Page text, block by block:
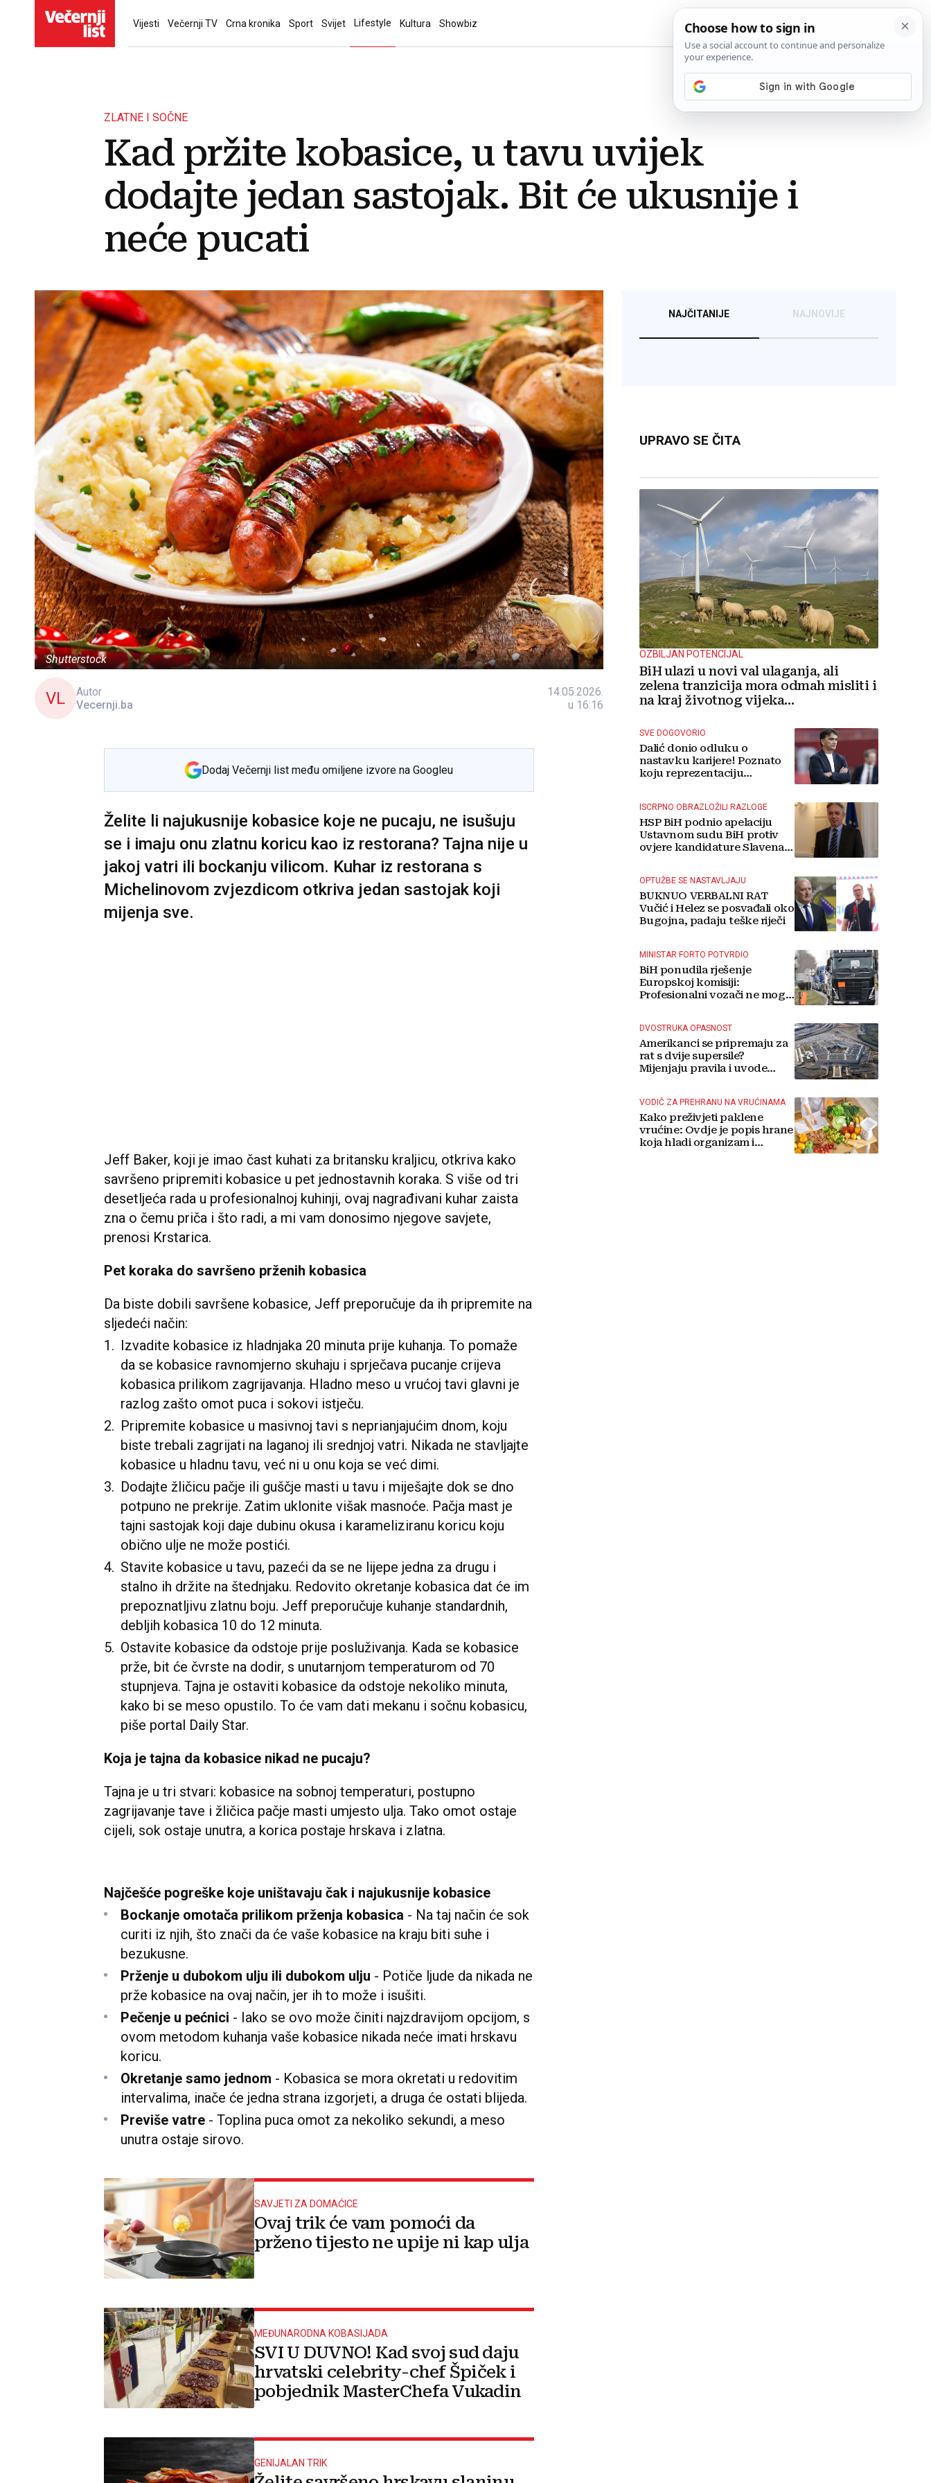
Vijesti Večernji TV Crna kronika Sport Svijet Lifestyle Kultura Showbiz
ZLATNE I SOČNE
Kad pržite kobasice, u tavu uvijek
dodajte jedan sastojak. Bit će ukusnije i
neće pucati
Shutterstock
VL
Autor
Vecernji.ba
14.05.2026.
u 16:16
Dodaj Večernji list među omiljene izvore na Googleu
Želite li najukusnije kobasice koje ne pucaju, ne isušuju
se i imaju onu zlatnu koricu kao iz restorana? Tajna nije u
jakoj vatri ili bockanju vilicom. Kuhar iz restorana s
Michelinovom zvjezdicom otkriva jedan sastojak koji
mijenja sve.
Jeff Baker, koji je imao čast kuhati za britansku kraljicu, otkriva kako
savršeno pripremiti kobasice u pet jednostavnih koraka. S više od tri
desetljeća rada u profesionalnoj kuhinji, ovaj nagrađivani kuhar zaista
zna o čemu priča i što radi, a mi vam donosimo njegove savjete,
prenosi Krstarica.
Pet koraka do savršeno prženih kobasica
Da biste dobili savršene kobasice, Jeff preporučuje da ih pripremite na
sljedeći način:
Izvadite kobasice iz hladnjaka 20 minuta prije kuhanja. To pomaže
da se kobasice ravnomjerno skuhaju i sprječava pucanje crijeva
kobasica prilikom zagrijavanja. Hladno meso u vrućoj tavi glavni je
razlog zašto omot puca i sokovi istječu.
Pripremite kobasice u masivnoj tavi s neprianjajućim dnom, koju
biste trebali zagrijati na laganoj ili srednjoj vatri. Nikada ne stavljajte
kobasice u hladnu tavu, već ni u onu koja se već dimi.
Dodajte žličicu pačje ili guščje masti u tavu i miješajte dok se dno
potpuno ne prekrije. Zatim uklonite višak masnoće. Pačja mast je
tajni sastojak koji daje dubinu okusa i karameliziranu koricu koju
obično ulje ne može postići.
Stavite kobasice u tavu, pazeći da se ne lijepe jedna za drugu i
stalno ih držite na štednjaku. Redovito okretanje kobasica dat će im
prepoznatljivu zlatnu boju. Jeff preporučuje kuhanje standardnih,
debljih kobasica 10 do 12 minuta.
Ostavite kobasice da odstoje prije posluživanja. Kada se kobasice
prže, bit će čvrste na dodir, s unutarnjom temperaturom od 70
stupnjeva. Tajna je ostaviti kobasice da odstoje nekoliko minuta,
kako bi se meso opustilo. To će vam dati mekanu i sočnu kobasicu,
piše portal Daily Star.
Koja je tajna da kobasice nikad ne pucaju?
Tajna je u tri stvari: kobasice na sobnoj temperaturi, postupno
zagrijavanje tave i žličica pačje masti umjesto ulja. Tako omot ostaje
cijeli, sok ostaje unutra, a korica postaje hrskava i zlatna.
Najčešće pogreške koje uništavaju čak i najukusnije kobasice
Bockanje omotača prilikom prženja kobasica - Na taj način će sok
curiti iz njih, što znači da će vaše kobasice na kraju biti suhe i
bezukusne.
Prženje u dubokom ulju ili dubokom ulju - Potiče ljude da nikada ne
prže kobasice na ovaj način, jer ih to može i isušiti.
Pečenje u pećnici - Iako se ovo može činiti najzdravijom opcijom, s
ovom metodom kuhanja vaše kobasice nikada neće imati hrskavu
koricu.
Okretanje samo jednom - Kobasica se mora okretati u redovitim
intervalima, inače će jedna strana izgorjeti, a druga će ostati blijeda.
Previše vatre - Toplina puca omot za nekoliko sekundi, a meso
unutra ostaje sirovo.
SAVJETI ZA DOMAĆICE
Ovaj trik će vam pomoći da
prženo tijesto ne upije ni kap ulja
MEĐUNARODNA KOBASIJADA
SVI U DUVNO! Kad svoj sud daju
hrvatski celebrity-chef Špiček i
pobjednik MasterChefa Vukadin
GENIJALAN TRIK
NAJČITANIJE NAJNOVIJE
UPRAVO SE ČITA
OZBILJAN POTENCIJAL
BiH ulazi u novi val ulaganja, ali
zelena tranzicija mora odmah misliti i
na kraj životnog vijeka
SVE DOGOVORIO
Dalić donio odluku o
nastavku karijere! Poznato
koju reprezentaciju
ISCRPNO OBRAZLOŽILI RAZLOGE
HSP BiH podnio apelaciju
Ustavnom sudu BiH protiv
ovjere kandidature Slavena
OPTUŽBE SE NASTAVLJAJU
BUKNUO VERBALNI RAT
Vučić i Helez se posvađali oko
Bugojna, padaju teške riječi
MINISTAR FORTO POTVRDIO
BiH ponudila rješenje
Europskoj komisiji:
Profesionalni vozači ne mogu
DVOSTRUKA OPASNOST
Amerikanci se pripremaju za
rat s dvije supersile?
Mijenjaju pravila i uvode
VODIČ ZA PREHRANU NA VRUĆINAMA
Kako preživjeti paklene
vrućine: Ovdje je popis hrane
koja hladi organizam i